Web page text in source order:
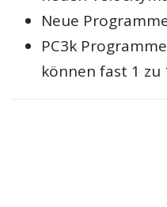
Neue
PC3k
können fast 1